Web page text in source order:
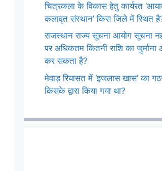
चित्रकला के विकास हेतु कार्यरत
कलावृत संस्थान’ किस जिले में स्थित
राजस्थान राज्य सूचना आयोग सूचना
पर अधिकतम कितनी राशि का जुर्माना
कर सकता है?
मेवाड़ रियासत में ‘इजलास खास’ का
किसके द्वारा किया गया था?